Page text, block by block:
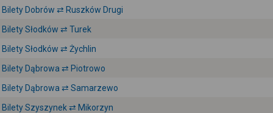
Bilety Dobrów ⇄ Ruszków Drugi
Bilety Słodków ⇄ Turek
Bilety Słodków ⇄ Żychlin
Bilety Dąbrowa ⇄ Piotrowo
Bilety Dąbrowa ⇄ Samarzewo
Bilety Szyszynek ⇄ Mikorzyn